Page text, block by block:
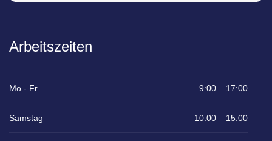
Arbeitszeiten
Mo - Fr 9:00 – 17:00
Samstag 10:00 – 15:00